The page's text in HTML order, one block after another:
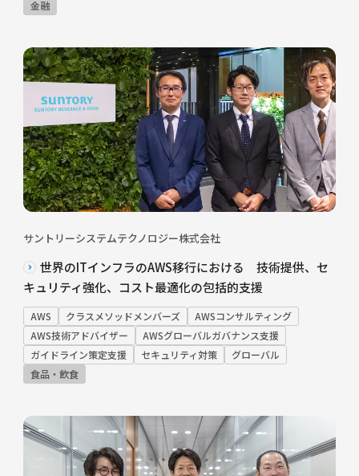
金融
サントリーシステムテクノロジー株式会社
世界のITインフラのAWS移行における 技術提供、セ
キュリティ強化、コスト最適化の包括的支援
AWS クラスメソッドメンバーズ
AWSコンサルティング
AWS技術アドバイザー
AWSグローバルガバナンス支援
ガイドライン策定支援
セキュリティ対策
グローバル
食品・飲食